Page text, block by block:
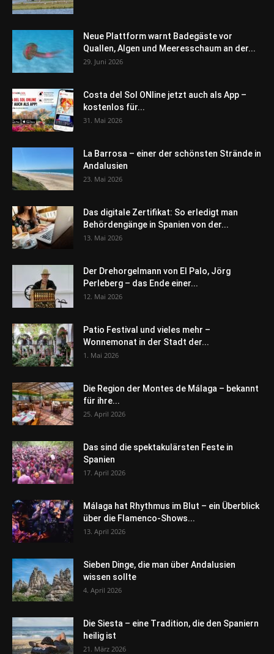
Neue Plattform warnt Badegäste vor
Quallen, Algen und Meeresschaum an der...
29. Juni 2026
Costa del Sol ONline jetzt auch als App –
kostenlos für...
31. Mai 2026
La Barrosa – einer der schönsten Strände in
Andalusien
23. Mai 2026
Das digitale Zertifikat: So erledigt man
Behördengänge in Spanien von der...
13. Mai 2026
Der Drehorgelmann von El Palo, Jörg
Perleberg – das Ende einer...
12. Mai 2026
Patio Festival und vieles mehr –
Wonnemonat in der Stadt der...
1. Mai 2026
Die Region der Montes de Málaga – bekannt
für ihre...
25. April 2026
Das sind die spektakulärsten Feste in
Spanien
17. April 2026
Málaga hat Rhythmus im Blut – ein Überblick
über die Flamenco-Shows...
13. April 2026
Sieben Dinge, die man über Andalusien
wissen sollte
4. April 2026
Die Siesta – eine Tradition, die den Spaniern
heilig ist
21. März 2026